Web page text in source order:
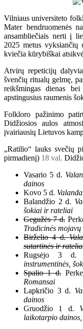
Vilniaus universiteto
Mater bendruomenės
ansambliečiais nerti į
2025 metus vyksiančių
kviečia kūrybiškai
Atvirų repeticijų
švenčių ritualų gelmę,
reikšmingas dienas
apstingusius raumenis
Folkloro pažinimo
Didžiosios aulos
įvairiausių Lietuvos
„Ratilio“ lauks svečių
pirmadienį) 18 val.
Vasario 5 d.
dainos
Kovo 5 d.
Balandžio 2 d.
šokiai ir rateliai
Gegužės 7 d.
Tradicinės mojavų
Birželio 4 d.
sutartinės ir
Rugsėjo 3 d.
instrumentinės,
Spalio 1 d.
Romansai
Lapkričio 3 d.
dainos
Gruodžio 1 d.
laikotarpio